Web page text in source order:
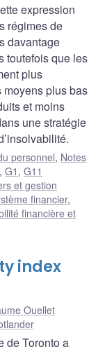
expression
régimes de
davantage
toutefois que les
plus
moyens plus bas
et moins
une stratégie
personnel, Notes
,G1 ,G11
et gestion
financier,
financière et
index
Ouellet
de Toronto a